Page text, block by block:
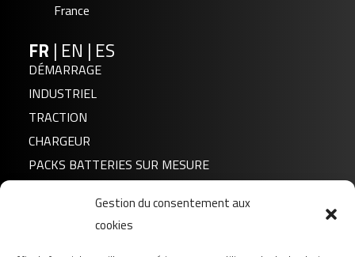
Gestion du consentement aux
cookies
France
FR | EN | ES
DÉMARRAGE
INDUSTRIEL
TRACTION
CHARGEUR
PACKS BATTERIES SUR MESURE
A propos de nous